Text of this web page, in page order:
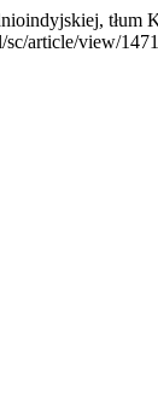
tłum
article/view/